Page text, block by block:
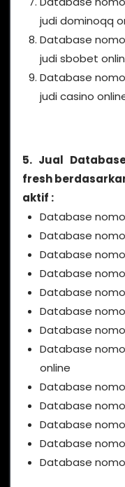
judi dominoqq
Database
judi sbobet
Database
judi casino
5. Jual
fresh
aktif :
Database
Database
Database
Database
Database
Database
Database
Database
online
Database
Database
Database
Database
Database